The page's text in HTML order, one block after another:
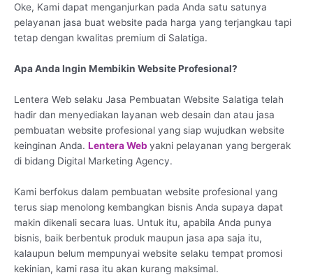
Oke, Kami dapat menganjurkan pada Anda satu satunya
pelayanan jasa buat website pada harga yang terjangkau tapi
tetap dengan kwalitas premium di Salatiga.
Apa Anda Ingin Membikin Website Profesional?
Lentera Web selaku Jasa Pembuatan Website Salatiga telah
hadir dan menyediakan layanan web desain dan atau jasa
pembuatan website profesional yang siap wujudkan website
keinginan Anda. Lentera Web yakni pelayanan yang bergerak
di bidang Digital Marketing Agency.
Kami berfokus dalam pembuatan website profesional yang
terus siap menolong kembangkan bisnis Anda supaya dapat
makin dikenali secara luas. Untuk itu, apabila Anda punya
bisnis, baik berbentuk produk maupun jasa apa saja itu,
kalaupun belum mempunyai website selaku tempat promosi
kekinian, kami rasa itu akan kurang maksimal.